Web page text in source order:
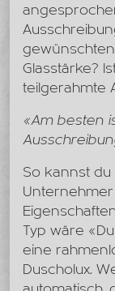
Glasstärke?
teilgerahmte
«Am besten
So kannst du
Typ wäre
eine
Duscholux.